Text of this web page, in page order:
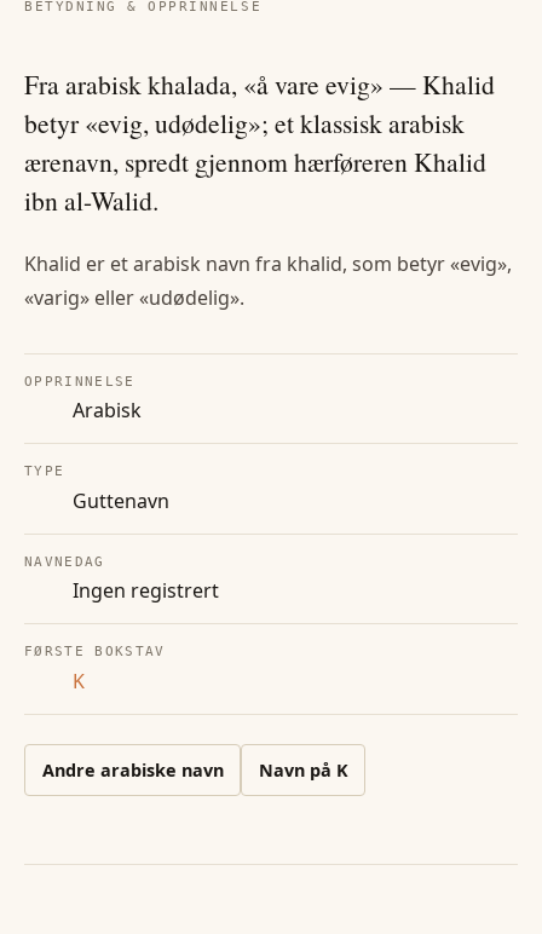
BETYDNING & OPPRINNELSE
Fra arabisk khalada, «å vare evig» — Khalid
betyr «evig, udødelig»; et klassisk arabisk
ærenavn, spredt gjennom hærføreren Khalid
ibn al-Walid.
Khalid er et arabisk navn fra khalid, som betyr «evig»,
«varig» eller «udødelig».
OPPRINNELSE
Arabisk
TYPE
Guttenavn
NAVNEDAG
Ingen registrert
FØRSTE BOKSTAV
K
Andre arabiske navn Navn på K